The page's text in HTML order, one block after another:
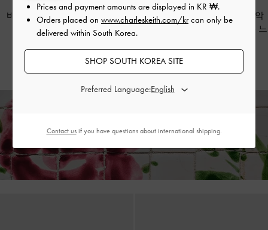
바이올렛 오벌 선글라스 블랙
₩89,900
리사이클 아세테이트 메탈릭-악
느
전 제품 7만원 이상 구매 시무료 배송& 상품 수령 후 7일 이내
Prices and payment amounts are displayed in KR ₩.
Orders placed on www.charleskeith.com/krcan only be
delivered within South Korea.
SHOP SOUTH KOREA SITE
Preferred Language:
Contact usif you have questions about international shipping.